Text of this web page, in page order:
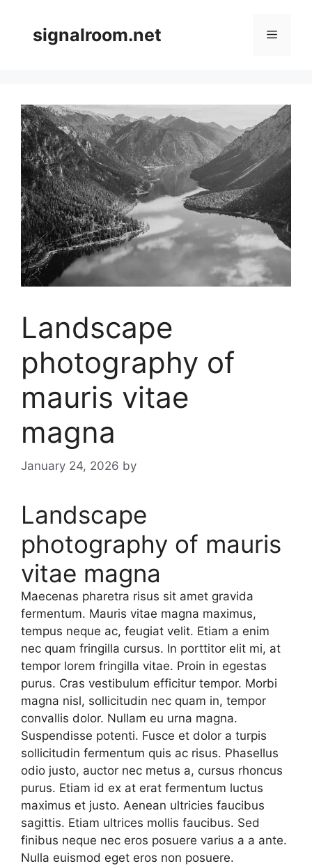
contentsignalroom.net Menu
Landscape
photography of
mauris vitae
magna
January 24, 2026 by
Landscape
photography of mauris
vitae magna
Maecenas pharetra risus sit amet gravida
fermentum. Mauris vitae magna maximus,
tempus neque ac, feugiat velit. Etiam a enim
nec quam fringilla cursus. In porttitor elit mi, at
tempor lorem fringilla vitae. Proin in egestas
purus. Cras vestibulum efficitur tempor. Morbi
magna nisl, sollicitudin nec quam in, tempor
convallis dolor. Nullam eu urna magna.
Suspendisse potenti. Fusce et dolor a turpis
sollicitudin fermentum quis ac risus. Phasellus
odio justo, auctor nec metus a, cursus rhoncus
purus. Etiam id ex at erat fermentum luctus
maximus et justo. Aenean ultricies faucibus
sagittis. Etiam ultrices mollis faucibus. Sed
finibus neque nec eros posuere varius a a ante.
Nulla euismod eget eros non posuere.